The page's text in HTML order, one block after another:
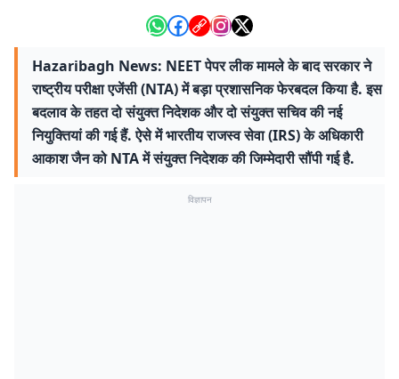
Hazaribagh News: NEET पेपर लीक मामले के बाद सरकार ने
राष्ट्रीय परीक्षा एजेंसी (NTA) में बड़ा प्रशासनिक फेरबदल किया है. इस
बदलाव के तहत दो संयुक्त निदेशक और दो संयुक्त सचिव की नई
नियुक्तियां की गई हैं. ऐसे में भारतीय राजस्व सेवा (IRS) के अधिकारी
आकाश जैन को NTA में संयुक्त निदेशक की जिम्मेदारी सौंपी गई है.
विज्ञापन